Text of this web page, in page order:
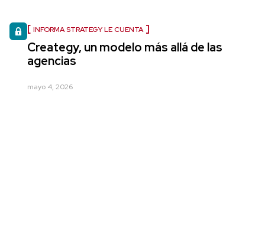
INFORMA STRATEGY LE CUENTA
Creategy, un modelo más allá de las
agencias
mayo 4, 2026